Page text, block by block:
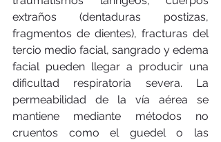
extraños (dentaduras postizas,
fragmentos de dientes), fracturas del
tercio medio facial, sangrado y edema
facial pueden llegar a producir una
dificultad respiratoria severa. La
permeabilidad de la vía aérea se
mantiene mediante métodos no
cruentos como el guedel o las